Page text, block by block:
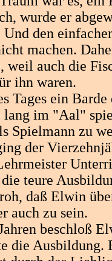
wurde er
Und den
machen.
weil auch die
ihn waren.
Tages ein
lang im "Aal"
Spielmann zu
der
teure
daß Elwin
auch zu sein.
beschloß
die Ausbildung.